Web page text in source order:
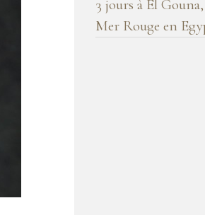
3 jours à El
Mer Rouge en